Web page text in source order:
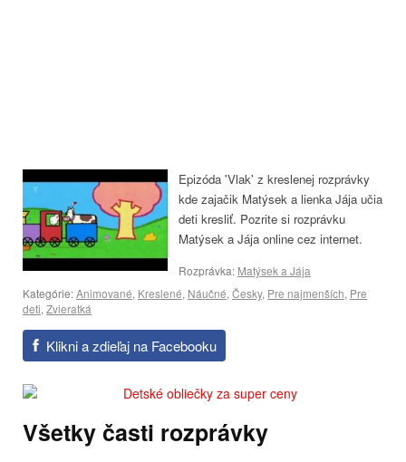
Epizóda 'Vlak' z kreslenej rozprávky
kde zajačik Matýsek a lienka Jája učia
deti kresliť. Pozrite si rozprávku
Matýsek a Jája online cez internet.
Rozprávka: Matýsek a Jája
Kategórie:Animované, Kreslené, Náučné, Česky, Pre najmenších, Pre
deti, Zvieratká
Klikni a zdieľaj na Facebooku
Všetky časti rozprávky